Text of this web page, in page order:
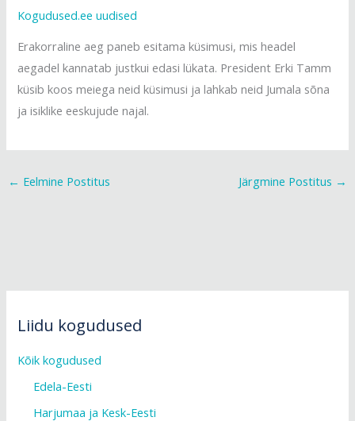
Kogudused.ee uudised
Erakorraline aeg paneb esitama küsimusi, mis headel
aegadel kannatab justkui edasi lükata. President Erki Tamm
küsib koos meiega neid küsimusi ja lahkab neid Jumala sõna
ja isiklike eeskujude najal.
← Eelmine Postitus Järgmine Postitus →
Liidu kogudused
Kõik kogudused
Edela-Eesti
Harjumaa ja Kesk-Eesti